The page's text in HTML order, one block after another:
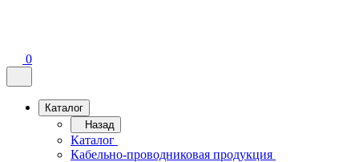
0
Каталог
Назад
Каталог
Кабельно-проводниковая продукция